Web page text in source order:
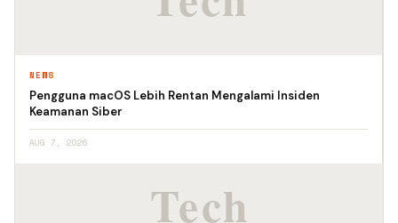
NEWS
Pengguna macOS Lebih Rentan Mengalami Insiden
Keamanan Siber
AUG 7, 2026